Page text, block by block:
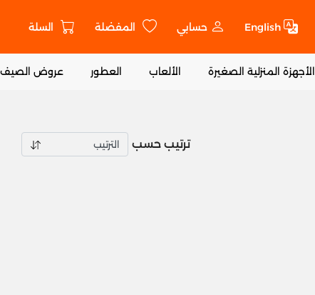
English حسابي المفضلة السلة
الأجهزة المنزلية الصغيرة الألعاب العطور عروض الصيف
ترتيب حسب